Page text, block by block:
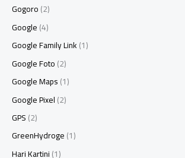
Gogoro(2)
Google(4)
Google Family Link(1)
Google Foto(2)
Google Maps(1)
Google Pixel(2)
GPS(2)
GreenHydroge(1)
Hari Kartini(1)